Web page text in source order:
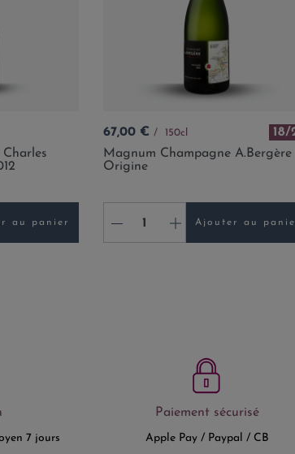
au panier
Prix
67,00 € 150cl
18/
Magnum Champagne A.Bergère
Origine
- + Ajouter au
7 jours
Paiement sécurisé
Apple Pay / Paypal / CB